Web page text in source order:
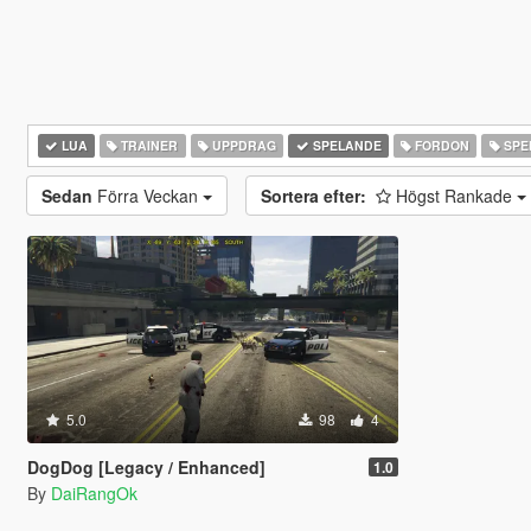
LUA TRAINER UPPDRAG SPELANDE FORDON
Sedan Förra Veckan Sortera efter: Högst Rankade
5.0 98 4
DogDog [Legacy / Enhanced] 1.0
By DaiRangOk